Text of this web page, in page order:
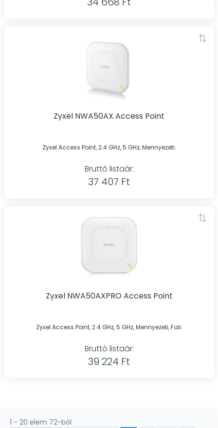
Zyxel NWA50AX Access Point
Zyxel Access Point, 2.4 GHz, 5 GHz, Mennyezeti.
Bruttó listaár:
37 407 Ft
Zyxel NWA50AXPRO Access Point
Zyxel Access Point, 2.4 GHz, 5 GHz, Mennyezeti, Fali.
Bruttó listaár:
39 224 Ft
1 - 20 elem 72-ból